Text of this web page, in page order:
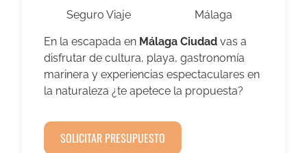
Seguro Viaje
Málaga
En la escapada en Málaga Ciudad vas a
disfrutar de cultura, playa, gastronomía
marinera y experiencias espectaculares en
la naturaleza ¿te apetece la propuesta?
SOLICITAR PRESUPUESTO